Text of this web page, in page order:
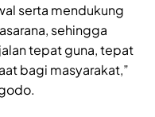
serta mendukung
sehingga
tepat guna, tepat
bagi masyarakat,”